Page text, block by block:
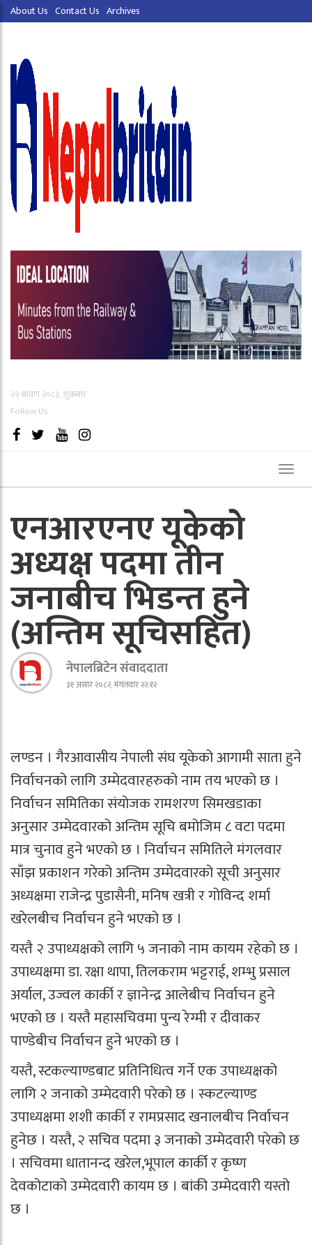
About Us Contact Us Archives
२२ श्रावण २०८३, शुक्रबार
Follow Us
एनआरएनए यूकेको
अध्यक्ष पदमा तीन
जनाबीच भिडन्त हुने
(अन्तिम सूचिसहित)
नेपालब्रिटेन संवाददाता
३१ असार २०८२, मंगलवार २२:१२
लण्डन । गैरआवासीय नेपाली संघ यूकेको आगामी साता हुने
निर्वाचनको लागि उम्मेदवारहरुको नाम तय भएको छ ।
निर्वाचन समितिका संयोजक रामशरण सिमखडाका
अनुसार उम्मेदवारको अन्तिम सूचि बमोजिम ८ वटा पदमा
मात्र चुनाव हुने भएको छ । निर्वाचन समितिले मंगलवार
साँझ प्रकाशन गरेको अन्तिम उम्मेदवारको सूची अनुसार
अध्यक्षमा राजेन्द्र पुडासैनी, मनिष खत्री र गोविन्द शर्मा
खरेलबीच निर्वाचन हुने भएको छ ।
यस्तै २ उपाध्यक्षको लागि ५ जनाको नाम कायम रहेको छ ।
उपाध्यक्षमा डा. रक्षा थापा, तिलकराम भट्टराई, शम्भु प्रसाल
अर्याल, उज्वल कार्की र ज्ञानेन्द्र आलेबीच निर्वाचन हुने
भएको छ । यस्तै महासचिवमा पुन्य रेग्मी र दीवाकर
पाण्डेबीच निर्वाचन हुने भएको छ ।
यस्तै, स्टकल्याण्डबाट प्रतिनिधित्व गर्ने एक उपाध्यक्षको
लागि २ जनाको उम्मेदवारी परेको छ । स्कटल्याण्ड
उपाध्यक्षमा शशी कार्की र रामप्रसाद खनालबीच निर्वाचन
हुनेछ । यस्तै, २ सचिव पदमा ३ जनाको उम्मेदवारी परेको छ
। सचिवमा धातानन्द खरेल,भूपाल कार्की र कृष्ण
देवकोटाको उम्मेदवारी कायम छ । बांकी उम्मेदवारी यस्तो
छ ।